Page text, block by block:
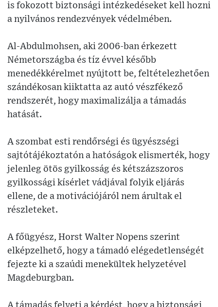
is fokozott biztonsági intézkedéseket kell hozni
a nyilvános rendezvények védelmében.
Al-Abdulmohsen, aki 2006-ban érkezett
Németországba és tíz évvel később
menedékkérelmet nyújtott be, feltételezhetően
szándékosan kiiktatta az autó vészfékező
rendszerét, hogy maximalizálja a támadás
hatását.
A szombat esti rendőrségi és ügyészségi
sajtótájékoztatón a hatóságok elismerték, hogy
jelenleg ötös gyilkosság és kétszázszoros
gyilkossági kísérlet vádjával folyik eljárás
ellene, de a motivációjáról nem árultak el
részleteket.
A főügyész, Horst Walter Nopens szerint
elképzelhető, hogy a támadó elégedetlenségét
fejezte ki a szaúdi menekültek helyzetével
Magdeburgban.